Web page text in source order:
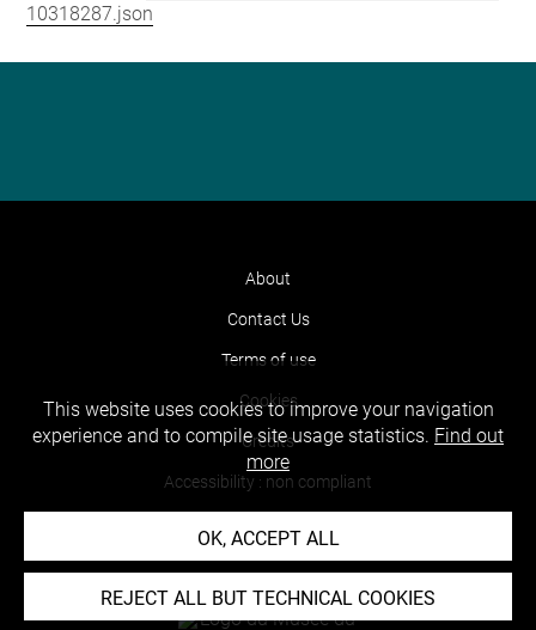
10318287.json
About
Contact Us
Terms of use
Cookies
Credits
Accessibility : non compliant
This website uses cookies to improve your navigation
experience and to compile site usage statistics. Find out
more
OK, ACCEPT ALL
REJECT ALL BUT TECHNICAL COOKIES